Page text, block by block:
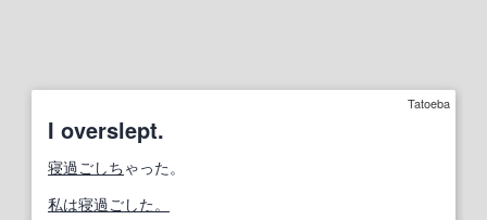
Tatoeba
I overslept.
寝過ごしちゃった。
私は寝過ごした。